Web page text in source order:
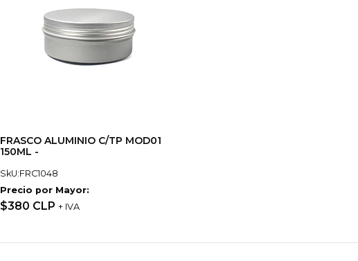
FRASCO ALUMINIO C/TP MOD01
150ML -
SkU:FRC1048
Precio por Mayor:
$380 CLP + IVA